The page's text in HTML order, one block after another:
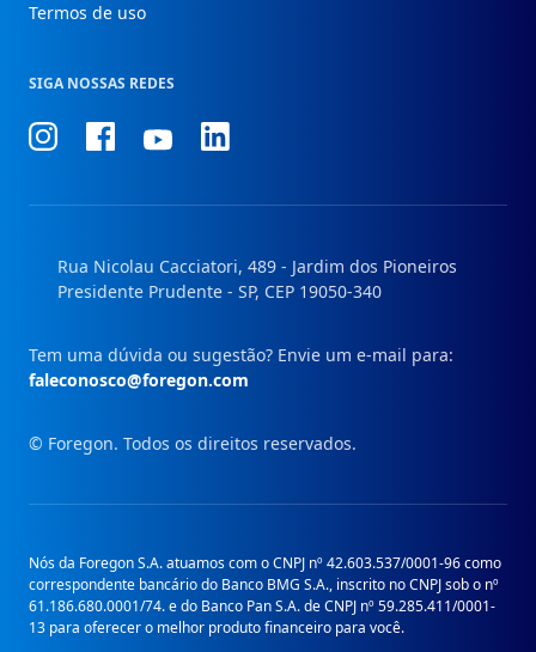
Termos de uso
SIGA NOSSAS REDES
ConheçaConheçaConheçaConheça
Rua Nicolau Cacciatori, 489 - Jardim dos Pioneiros
Presidente Prudente - SP, CEP 19050-340
Tem uma dúvida ou sugestão? Envie um e-mail para:
faleconosco@foregon.com
© Foregon. Todos os direitos reservados.
Nós da Foregon S.A. atuamos com o CNPJ nº 42.603.537/0001-96 como
correspondente bancário do Banco BMG S.A., inscrito no CNPJ sob o nº
61.186.680.0001/74. e do Banco Pan S.A. de CNPJ nº 59.285.411/0001-
13 para oferecer o melhor produto financeiro para você.